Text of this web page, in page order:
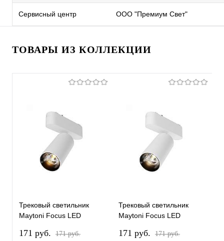
Сервисный центр ООО "Премиум Свет"
ТОВАРЫ ИЗ КОЛЛЕКЦИИ
Трековый светильник
Maytoni Focus LED
Магнитный Radity
171 pуб. 171 pуб.
Трековый светильник
Maytoni Focus LED
Магнитный Radity
171 pуб. 171 pуб.